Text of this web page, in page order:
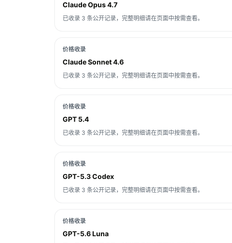
Claude Opus 4.7
已收录 3 条公开记录，完整明细请在页面中按需查看。
价格收录
Claude Sonnet 4.6
已收录 3 条公开记录，完整明细请在页面中按需查看。
价格收录
GPT 5.4
已收录 3 条公开记录，完整明细请在页面中按需查看。
价格收录
GPT-5.3 Codex
已收录 3 条公开记录，完整明细请在页面中按需查看。
价格收录
GPT-5.6 Luna